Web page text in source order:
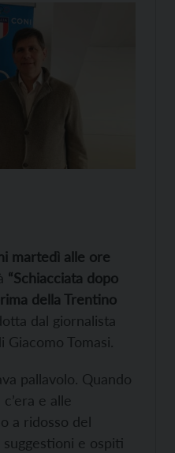
martedì alle ore
“Schiacciata dopo
della Trentino
dal giornalista
Giacomo Tomasi.
pallavolo. Quando
e alle
a ridosso del
e ospiti